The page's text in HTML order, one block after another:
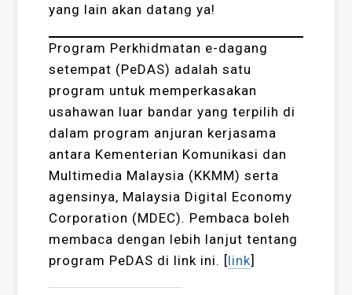
yang lain akan datang ya!
Program Perkhidmatan e-dagang
setempat (PeDAS) adalah satu
program untuk memperkasakan
usahawan luar bandar yang terpilih di
dalam program anjuran kerjasama
antara Kementerian Komunikasi dan
Multimedia Malaysia (KKMM) serta
agensinya, Malaysia Digital Economy
Corporation (MDEC). Pembaca boleh
membaca dengan lebih lanjut tentang
program PeDAS di link ini. [link]